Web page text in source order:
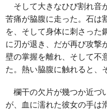
そして大きなひび割れ音
苦痛が脇腹に走った。石は
を、そして身体に刺さった
に刃が退き、だが再び攻撃
壁の掌握を離れ、そして不
た。熱い脇腹に触れると、
欄干の欠片が幾つか近づ
が、血に濡れた彼女の手は